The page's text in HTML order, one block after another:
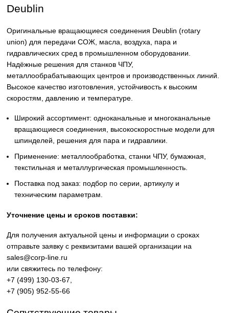
В корзину
ОПИСАНИЕ
Описание
Deublin
Оригинальные вращающиеся соединения Deublin (rotary
union) для передачи СОЖ, масла, воздуха, пара и
гидравлических сред в промышленном оборудовании.
Надёжные решения для станков ЧПУ,
металлообрабатывающих центров и производственных
Высокое качество изготовления, устойчивость к высоким
скоростям, давлению и температуре.
Широкий ассортимент: одноканальные и
шпинделей, решения для пара и гидравлики.
Применение: металлообработка, станки ЧПУ,
текстильная и металлургическая промышленность.
Поставка под заказ: подбор по серии, артикулу и